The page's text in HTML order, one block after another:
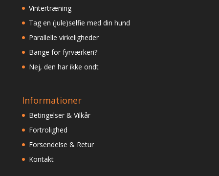
Vintertræning
Tag en (jule)selfie med din hund
Parallelle virkeligheder
Bange for fyrværkeri?
Nej, den har ikke ondt
Informationer
Betingelser & Vilkår
Fortrolighed
Forsendelse & Retur
Kontakt